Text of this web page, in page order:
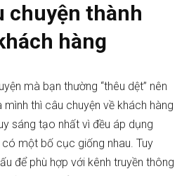
chuyện thành
hàng
mà bạn thường “thêu dệt” nên
thì câu chuyện về khách hàng
sáng tạo nhất vì đều áp dụng
một bố cục giống nhau. Tuy
để phù hợp với kênh truyền thông